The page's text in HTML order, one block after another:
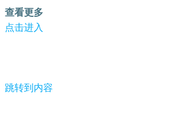
查看更多
点击进入
跳转到内容